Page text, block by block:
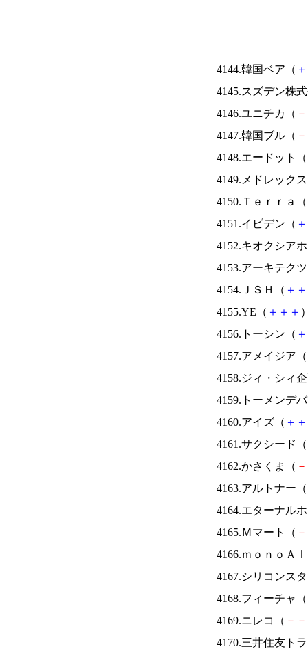
4144.韓国ベア（ ＋
4145.スズデン株
4146.ユニチカ（ －
4147.韓国ブル（ －
4148.エードット（
4149.メドレック
4150.Ｔｅｒｒａ（
4151.イビデン（ ＋
4152.キオクシア
4153.アーキテク
4154.ＪＳＨ（ ＋ ＋
4155.YE（ ＋ ＋ ＋
4156.トーシン（ ＋
4157.アメイジア（
4158.ジィ・シィ
4159.トーメンデ
4160.アイズ（ ＋ ＋
4161.サクシード（
4162.かさくま（ －
4163.アルトナー（
4164.エターナル
4165.Ｍマート（ －
4166.ｍｏｎｏＡ
4167.シリコンス
4168.フィーチャ（
4169.ニレコ（ － －
4170.三井住友ト